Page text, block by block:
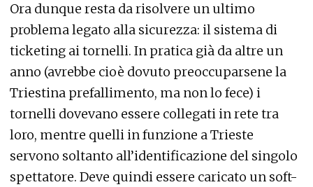
Ora dunque resta da risolvere un ultimo
problema legato alla sicurezza: il sistema di
ticketing ai tornelli. In pratica già da altre un
anno (avrebbe cioè dovuto preoccuparsene la
Triestina prefallimento, ma non lo fece) i
tornelli dovevano essere collegati in rete tra
loro, mentre quelli in funzione a Trieste
servono soltanto all’identificazione del singolo
spettatore. Deve quindi essere caricato un soft-